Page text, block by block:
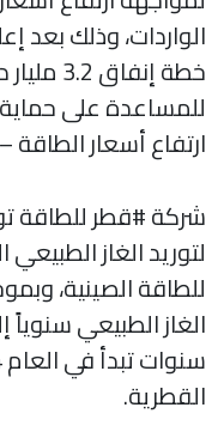
الواردات، وذلك بعد
للمساعدة على
ارتفاع أسعار الطاقة
شركة #قطر للطاقة
لتوريد الغاز
للطاقة الصينية،
القطرية.